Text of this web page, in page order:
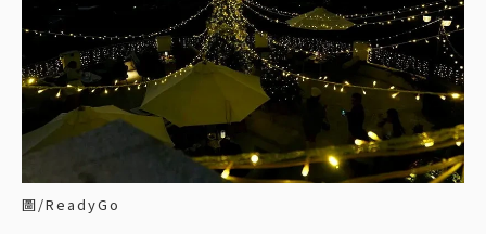
圖/ReadyGo